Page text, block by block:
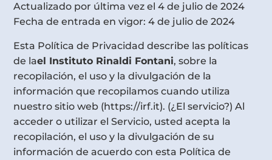
Actualizado por última vez el 4 de julio de 2024
Fecha de entrada en vigor: 4 de julio de 2024
Esta Política de Privacidad describe las políticas
de lael Instituto Rinaldi Fontani, sobre la
recopilación, el uso y la divulgación de la
información que recopilamos cuando utiliza
nuestro sitio web (https://irf.it). (¿El servicio?) Al
acceder o utilizar el Servicio, usted acepta la
recopilación, el uso y la divulgación de su
información de acuerdo con esta Política de